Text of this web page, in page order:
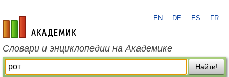
academic.ru
EN DE ES FR
Словари и энциклопедии на Академике
Найти!